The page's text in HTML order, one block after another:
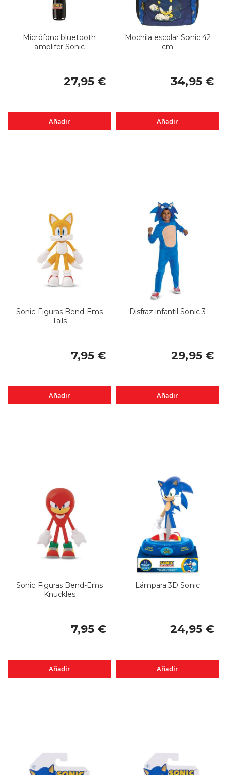
Micrófono bluetooth
amplifer Sonic
27,95 €
Añadir
Mochila escolar Sonic 42
cm
34,95 €
Añadir
Sonic Figuras Bend-Ems
Tails
7,95 €
Añadir
Disfraz infantil Sonic 3
29,95 €
Añadir
Sonic Figuras Bend-Ems
Knuckles
7,95 €
Añadir
Lámpara 3D Sonic
24,95 €
Añadir